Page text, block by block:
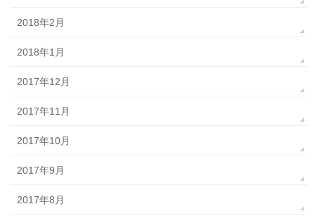
2018年2月
2018年1月
2017年12月
2017年11月
2017年10月
2017年9月
2017年8月